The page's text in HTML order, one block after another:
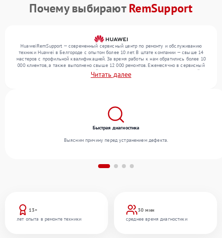
Почему выбираютRemSupport
HuaweiRemSupport — современный сервисный центр по ремонту и обслуживанию
техники Huawei в Белгороде с опытом более 10 лет. В штате компании — свыше 14
мастеров с профильной квалификацией. За время работы к нам обратились более 10
000 клиентов, а также выполнено свыше 12 000 ремонтов. Ежемесячно в сервисный
центр поступает более 300 устройств, включая , , . Мы беремся за задачи любой
сложности и предлагаем стабильный уровень сервиса благодаря отлаженным
Читать далее
13+
лет опыта в ремонте техники
30 мин
среднее время диагностики
Быстрая диагностика
Выясним причину перед устранением дефекта.